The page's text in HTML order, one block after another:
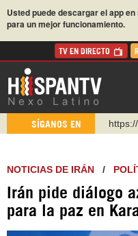
Usted puede descargar el app
para un mejor funcionamiento.
TV EN DIRECTO
SÍGANOS EN
NOTICIAS DE IRÁN /
Irán pide diálogo
para la paz en